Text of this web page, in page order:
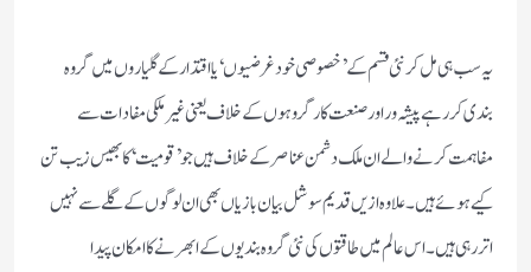
یہ سب ہی مل کر نئی قسم کے ’خصوصی خود غرضیوں‘یا اقتدار کے گلیاروں میں گروہ
بندی کررہے پیشہ وراور صنعت کارگروہوں کے خلاف یعنی غیر ملکی مفادات سے
مفاہمت کرنے والے ان ملک دشمن عناصر کے خلاف ہیں جو ’قومیت‘کا بھیس زیب تن
کیے ہوئے ہیں۔علاوہ ازیں قدیم سوشل بیان بازیاں بھی ان لوگوں کے گلے سے نہیں
اتررہی ہیں۔اس عالم میں طاقتوں کی نئی گروہ بندیوں کے ابھرنے کا امکان پیدا